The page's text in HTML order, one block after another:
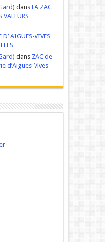
dans LA ZAC
VALEURS
D’ AIGUES-VIVES
dans ZAC de
d’Aigues-Vives